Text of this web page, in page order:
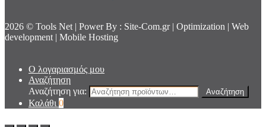
2026 © Tools Net | Power By : Site-Com.gr | Optimization | Web
development | Mobile Hosting
Ο λογαριασμός μου
Αναζήτηση
Αναζήτηση για:
Αναζήτηση
Καλάθι 0